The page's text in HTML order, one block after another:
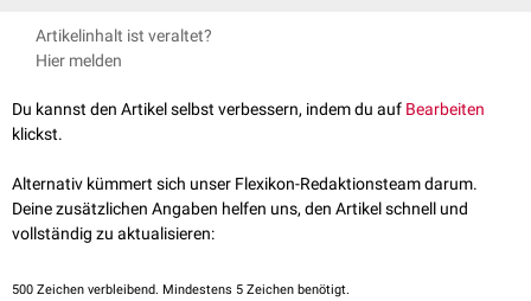
prätraumatische Belastungsreaktion
Artikelinhalt ist veraltet?
Hier melden
Du kannst den Artikel selbst verbessern, indem du auf Bearbeiten
klickst.
Alternativ kümmert sich unser Flexikon-Redaktionsteam darum.
Deine zusätzlichen Angaben helfen uns, den Artikel schnell und
vollständig zu aktualisieren:
500 Zeichen verbleibend. Mindestens 5 Zeichen benötigt.